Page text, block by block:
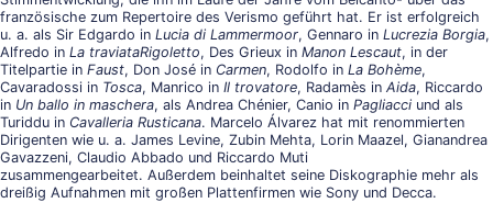
französische zum Repertoire des Verismo geführt hat. Er ist erfolgreich
u. a. als Sir Edgardo in Lucia di Lammermoor, Gennaro in Lucrezia Borgia,
Alfredo in La traviataRigoletto, Des Grieux in Manon Lescaut, in der
Titelpartie in Faust, Don José in Carmen, Rodolfo in La Bohème,
Cavaradossi in Tosca, Manrico in Il trovatore, Radamès in Aida, Riccardo
in Un ballo in maschera, als Andrea Chénier, Canio in Pagliacci und als
Turiddu in Cavalleria Rusticana. Marcelo Álvarez hat mit renommierten
Dirigenten wie u. a. James Levine, Zubin Mehta, Lorin Maazel, Gianandrea
Gavazzeni, Claudio Abbado und Riccardo Muti
zusammengearbeitet. Außerdem beinhaltet seine Diskographie mehr als
dreißig Aufnahmen mit großen Plattenfirmen wie Sony und Decca.